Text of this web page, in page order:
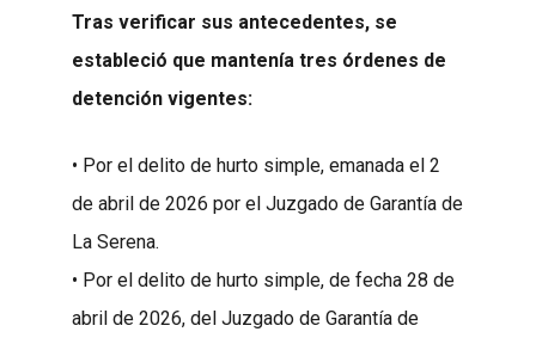
Tras verificar sus antecedentes, se
estableció que mantenía tres órdenes de
detención vigentes:
• Por el delito de hurto simple, emanada el 2
de abril de 2026 por el Juzgado de Garantía de
La Serena.
• Por el delito de hurto simple, de fecha 28 de
abril de 2026, del Juzgado de Garantía de